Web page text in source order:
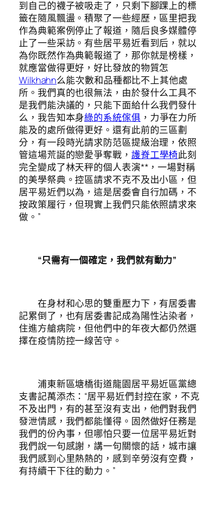
到自己的襪子被吸走了，只剩下腳踝上的標
籤在隨風飄盪。積聚了一些經歷，區里把我
作為典範案例停止了報道，隨后良多媒體停
止了一些采訪。有些居平易近看到后，就以
為你既然作為典範報道了，那你就是榜樣，
就應當做得更好，好比發放的物質怎
Wilkhahn么能次數和品種都比不上其他處
所。我們真的也很無法，由於發什么工具不
是我們能決議的，只能下面給什么我們發什
么，我告知本身綠的系統傢俱 ，力爭在力所
能及的處所做得更好。還有此前的三區劃
分，有一段時光請求防范區提級治理，依照
管這場荒誕的戀愛爭奪戰， 護脊工學椅此刻
完全變成了林天秤的個人表演**，一場對稱
的美學祭典。控區請求不克不及出小區，但
居平易近們以為，這是居委會自行加碼，不
按政策履行，但現實上我們只能依照請求來
做。”
“只需有一個確定，我們就有動力”
在身材和心思的雙重壓力下，有居委書
記累倒了，也有居委書記成為陽性沾染者，
住進方艙病院，但他們中的年夜大都仍然選
擇在疫情防控一線苦守。
浦東新區塘橋街道龍園居平易近區黨總
支書記萬添杰：“居平易近們封控在家，不克
不及出門，有的甚至沒有支出，他們對我們
發泄情感，我們都能懂得。固然做好任務是
我們的份內事，但哪怕只要一位居平易近對
我們說一句感謝，講一句關懷的話，城市讓
我們感到心里熱熱的，感到辛勞沒有空費，
有持續干下往的動力。”